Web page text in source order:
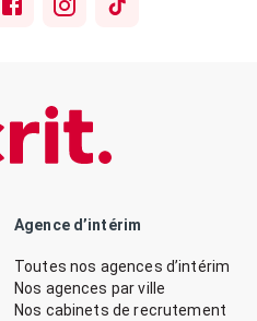
Agence d’intérim
Toutes nos agences d’intérim
Nos agences par ville
Nos cabinets de recrutement